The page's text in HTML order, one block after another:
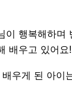
이 행복해하며
배우고 있어요!
우게 된 아이